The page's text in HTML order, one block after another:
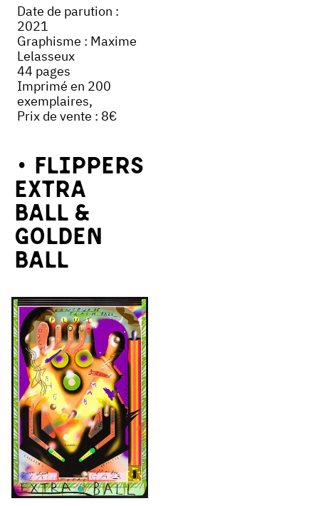
Date de parution :
2021
Graphisme : Maxime
Lelasseux
44 pages
Imprimé en 200
exemplaires,
Prix de vente : 8€
Flippers
Extra
Ball &
Golden
Ball